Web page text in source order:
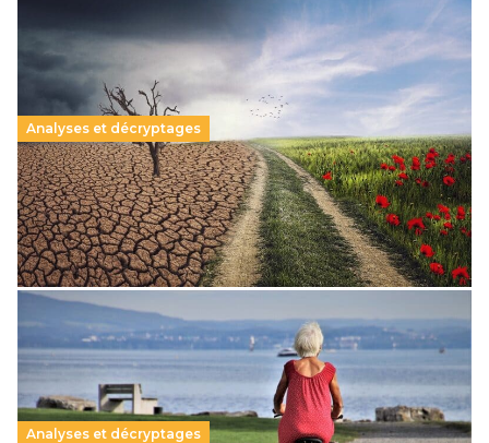
Analyses et décryptages
Accélérer l’écologisation de l’École
4 septembre 2025-
Lire la suite →
Analyses et décryptages